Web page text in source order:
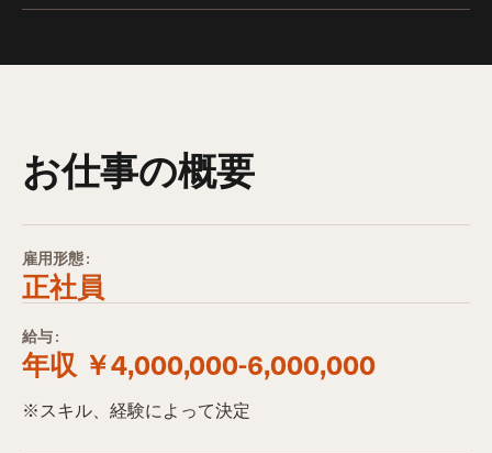
お仕事の概要
雇用形態:
正社員
給与:
年収 ￥4,000,000-6,000,000
※スキル、経験によって決定